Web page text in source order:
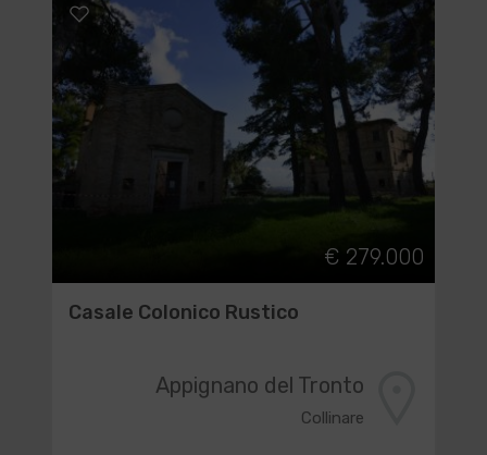
€ 279.000
Casale Colonico Rustico
Appignano del Tronto
Collinare